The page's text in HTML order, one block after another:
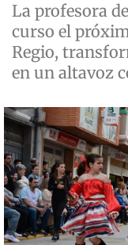
La profesora
curso el
Regio,
en un altavoz